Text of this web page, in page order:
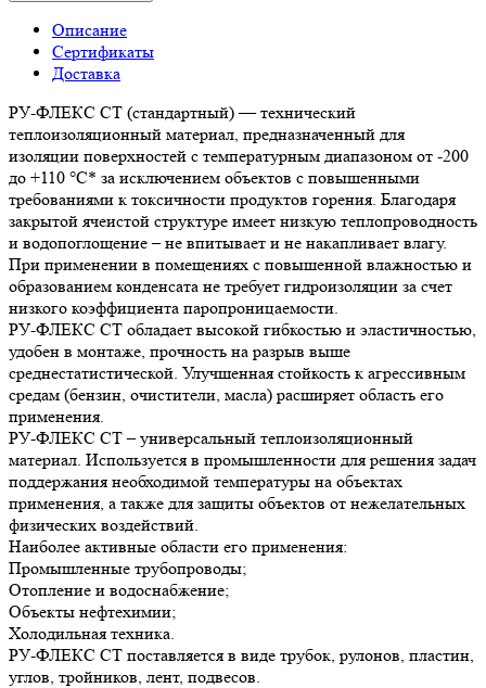
Описание
Сертификаты
Доставка
РУ-ФЛЕКС СТ (стандартный) — технический
теплоизоляционный материал, предназначенный для
изоляции поверхностей с температурным диапазоном от -200
до +110 °С* за исключением объектов с повышенными
требованиями к токсичности продуктов горения. Благодаря
закрытой ячеистой структуре имеет низкую теплопроводность
и водопоглощение – не впитывает и не накапливает влагу.
При применении в помещениях с повышенной влажностью и
образованием конденсата не требует гидроизоляции за счет
низкого коэффициента паропроницаемости.
РУ-ФЛЕКС СТ обладает высокой гибкостью и эластичностью,
удобен в монтаже, прочность на разрыв выше
среднестатистической. Улучшенная стойкость к агрессивным
средам (бензин, очистители, масла) расширяет область его
применения.
РУ-ФЛЕКС СТ – универсальный теплоизоляционный
материал. Используется в промышленности для решения задач
поддержания необходимой температуры на объектах
применения, а также для защиты объектов от нежелательных
физических воздействий.
Наиболее активные области его применения:
Промышленные трубопроводы;
Отопление и водоснабжение;
Объекты нефтехимии;
Холодильная техника.
РУ-ФЛЕКС СТ поставляется в виде трубок, рулонов, пластин,
углов, тройников, лент, подвесов.